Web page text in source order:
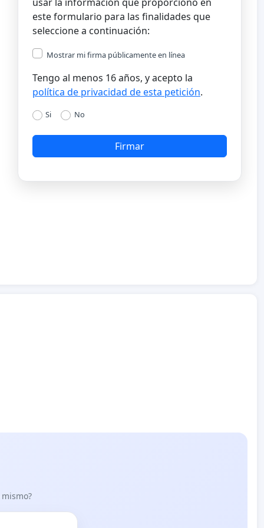
este formulario para las finalidades que
seleccione a continuación:
Mostrar mi firma públicamente en línea
Tengo al menos 16 años, y acepto la
política de privacidad de esta petición.
Si No
Firmar